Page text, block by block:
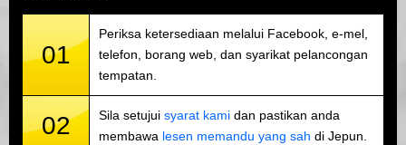
01
Periksa ketersediaan melalui Facebook, e-mel,
telefon, borang web, dan syarikat pelancongan
tempatan.
02 Sila setujui syarat kami dan pastikan anda
membawa lesen memandu yang sah di Jepun.